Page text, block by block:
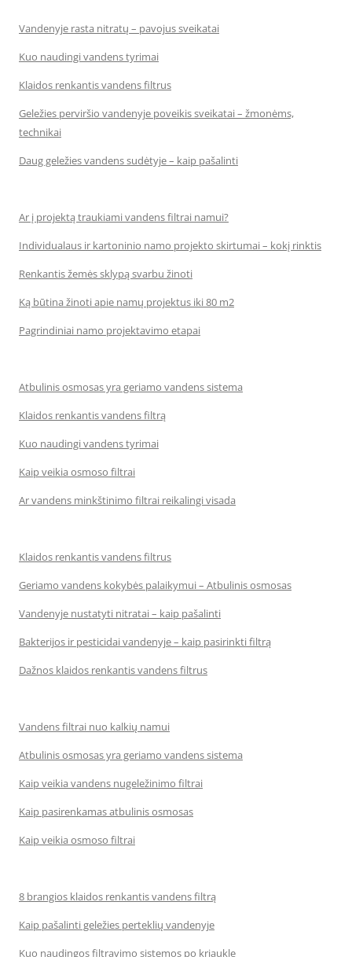
Vandenyje rasta nitratų – pavojus sveikatai
Kuo naudingi vandens tyrimai
Klaidos renkantis vandens filtrus
Geležies perviršio vandenyje poveikis sveikatai – žmonėms,
technikai
Daug geležies vandens sudėtyje – kaip pašalinti
Ar į projektą traukiami vandens filtrai namui?
Individualaus ir kartoninio namo projekto skirtumai – kokį rinktis
Renkantis žemės sklypą svarbu žinoti
Ką būtina žinoti apie namų projektus iki 80 m2
Pagrindiniai namo projektavimo etapai
Atbulinis osmosas yra geriamo vandens sistema
Klaidos renkantis vandens filtrą
Kuo naudingi vandens tyrimai
Kaip veikia osmoso filtrai
Ar vandens minkštinimo filtrai reikalingi visada
Klaidos renkantis vandens filtrus
Geriamo vandens kokybės palaikymui – Atbulinis osmosas
Vandenyje nustatyti nitratai – kaip pašalinti
Bakterijos ir pesticidai vandenyje – kaip pasirinkti filtrą
Dažnos klaidos renkantis vandens filtrus
Vandens filtrai nuo kalkių namui
Atbulinis osmosas yra geriamo vandens sistema
Kaip veikia vandens nugeležinimo filtrai
Kaip pasirenkamas atbulinis osmosas
Kaip veikia osmoso filtrai
8 brangios klaidos renkantis vandens filtrą
Kaip pašalinti geležies perteklių vandenyje
Kuo naudingos filtravimo sistemos po kriaukle